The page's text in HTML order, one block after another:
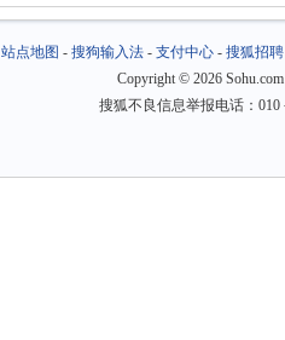
站点地图 - 搜狗输入法- 支付中心- 搜狐招聘
Copyright © 2026
搜狐不良信息举报电话：010